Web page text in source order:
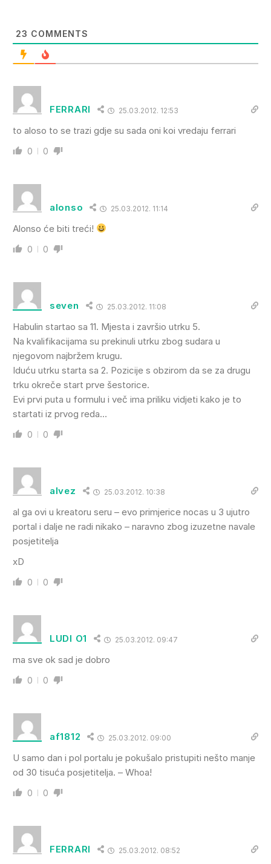
23 COMMENTS
FERRARI 25.03.2012. 12:53
to aloso to se trazi gdje su sada oni koi vredaju ferrari
0 0
alonso 25.03.2012. 11:14
Alonso će biti treći!
0 0
seven 25.03.2012. 11:08
Habulin startao sa 11. Mjesta i završio utrku 5.
Na kvalifikacijama su prekinuli utrku zbog sudara u
njegovom najbržem krugu.
Iduću utrku starta sa 2. Pozicije s obzirom da se za drugu
trku okreče start prve šestorice.
Evi prvi puta u formulu i več ima priliku vidjeti kako je to
startati iz prvog reda…
0 0
alvez 25.03.2012. 10:38
al ga ovi u kreatoru seru – evo primjerice nocas u 3 ujutro
portal i dalje ne radi nikako – naravno zbog izuzetne navale
posjetitelja
xD
0 0
LUDI O1 25.03.2012. 09:47
ma sve ok sad je dobro
0 0
af1812 25.03.2012. 09:00
U samo dan i pol portalu je pokušalo pristupiti nešto manje
od 30 tisuća posjetitelja. – Whoa!
0 0
FERRARI 25.03.2012. 08:52